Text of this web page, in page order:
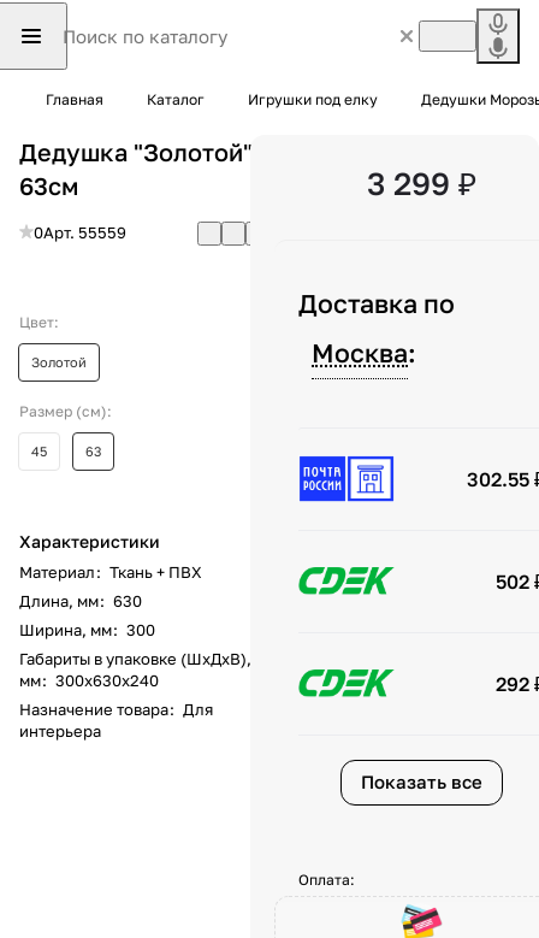
Главная Каталог Игрушки под елку Дедушки
Дедушка "Золотой"
63см
0Арт. 55559
Цвет:
Золотой
Размер (см):
45 63
Характеристики
Материал: Ткань + ПВХ
Длина, мм: 630
Ширина, мм: 300
Габариты в упаковке (ШхДхВ),
мм: 300х630х240
Назначение товара: Для
интерьера
3 299 ₽
Доставка по
Москва:
302.55
502
292
Показать все
Оплата: